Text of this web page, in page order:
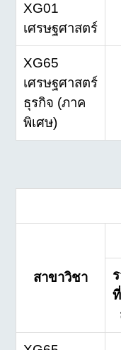
XG01
เศรษฐศาสตร์
XG65
เศรษฐศาสตร์
ธุรกิจ (ภาค
พิเศษ)
สาขาวิชา